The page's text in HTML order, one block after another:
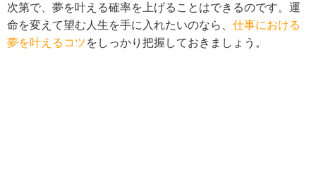
次第で、夢を叶える確率を上げることはできるのです。運
命を変えて望む人生を手に入れたいのなら、 仕事における
夢を叶えるコツをしっかり把握しておきましょう。